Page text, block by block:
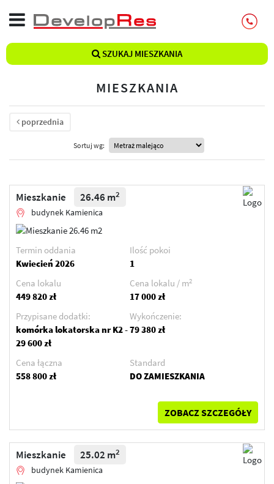
SZUKAJ MIESZKANIA
MIESZKANIA
poprzednia
Sortuj wg:
Mieszkanie 26.46 m2
budynek Kamienica
Termin oddania
Kwiecień 2026
Ilość pokoi
1
Cena lokalu
449 820 zł
Cena lokalu / m2
17 000 zł
Przypisane dodatki:
komórka lokatorska nr K2 -
29 600 zł
Wykończenie:
79 380 zł
Cena łączna
558 800 zł
Standard
DO ZAMIESZKANIA
ZOBACZ SZCZEGÓŁY
Mieszkanie 25.02 m2
budynek Kamienica